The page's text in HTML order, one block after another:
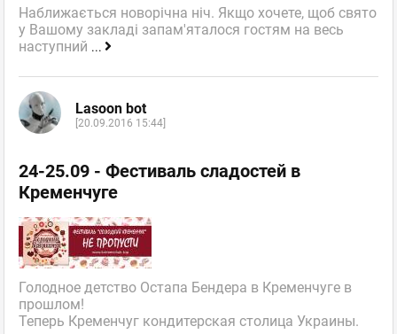
Наближається новорічна ніч. Якщо хочете, щоб свято
у Вашому закладі запам'яталося гостям на весь
наступний ...
Lasoon bot
[20.09.2016 15:44]
24-25.09 - Фестиваль сладостей в
Кременчуге
Голодное детство Остапа Бендера в Кременчуге в
прошлом!
Теперь Кременчуг кондитерская столица Украины.